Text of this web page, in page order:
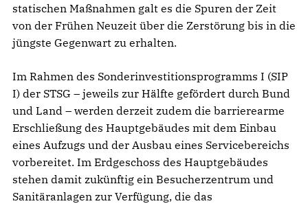
statischen Maßnahmen galt es die Spuren der Zeit
von der Frühen Neuzeit über die Zerstörung bis in die
jüngste Gegenwart zu erhalten.
Im Rahmen des Sonderinvestitionsprogramms I (SIP
I) der STSG – jeweils zur Hälfte gefördert durch Bund
und Land – werden derzeit zudem die barrierearme
Erschließung des Hauptgebäudes mit dem Einbau
eines Aufzugs und der Ausbau eines Servicebereichs
vorbereitet. Im Erdgeschoss des Hauptgebäudes
stehen damit zukünftig ein Besucherzentrum und
Sanitäranlagen zur Verfügung, die das